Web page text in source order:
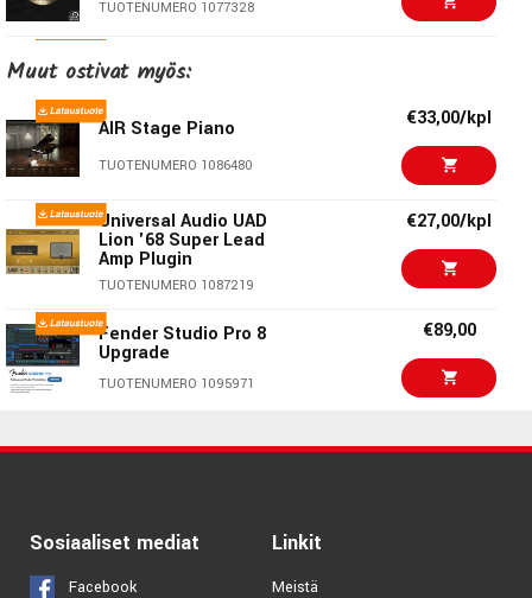
TUOTENUMERO 1077328
EW Ancient Kingdom
TUOTENUMERO 1093419
VSL Vienna Special
TUOTENUMERO 1023239
€285,00/kpl
Best Service
Emotional Cello
TUOTENUMERO 1077337
€199,00/kpl
2
€257,00/kpl
Muut ostivat myös:
AIR Stage Piano
TUOTENUMERO 1086480
€33,00/kpl
Universal Audio UAD
Lion '68 Super Lead
Amp Plugin
TUOTENUMERO 1087219
€27,00/kpl
Fender Studio Pro 8
Upgrade
TUOTENUMERO 1095971
€89,00
Pace iLok 3 USB-A
Sosiaaliset mediat
Facebook
Linkit
Meistä